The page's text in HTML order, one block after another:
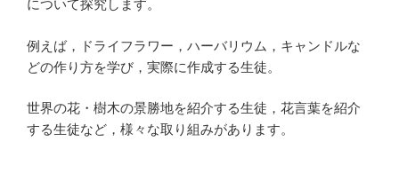
について探究します。
例えば，ドライフラワー，ハーバリウム，キャンドルな
どの作り方を学び，実際に作成する生徒。
世界の花・樹木の景勝地を紹介する生徒，花言葉を紹介
する生徒など，様々な取り組みがあります。